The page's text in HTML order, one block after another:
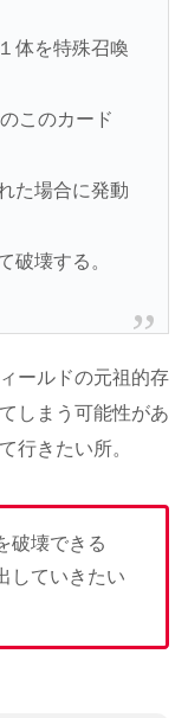
体を特殊召喚
このカード
た場合に発動
破壊する。
ールドの元祖的存
しまう可能性があ
行きたい所。
破壊できる
していきたい